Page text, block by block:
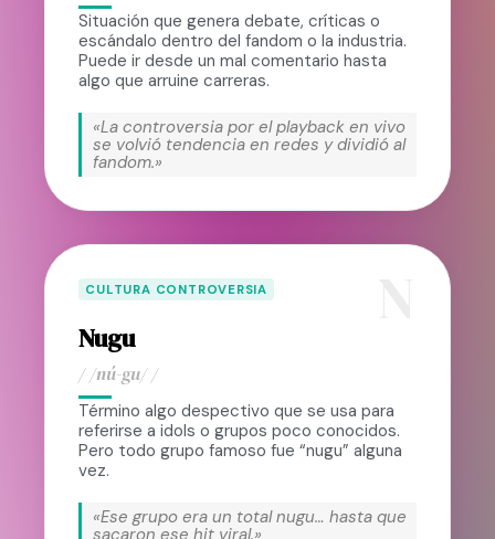
Situación que genera debate, críticas o
escándalo dentro del fandom o la industria.
Puede ir desde un mal comentario hasta
algo que arruine carreras.
«La controversia por el playback en vivo
se volvió tendencia en redes y dividió al
fandom.»
CULTURA CONTROVERSIA
Nugu
/ /nú-gu/ /
Término algo despectivo que se usa para
referirse a idols o grupos poco conocidos.
Pero todo grupo famoso fue “nugu” alguna
vez.
«Ese grupo era un total nugu… hasta que
sacaron ese hit viral.»